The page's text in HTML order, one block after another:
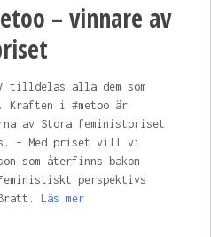
– vinnare av
tilldelas alla dem som
Kraften i #metoo är
av Stora feministpriset
– Med priset vill vi
som återfinns bakom
perspektivs
Läs mer